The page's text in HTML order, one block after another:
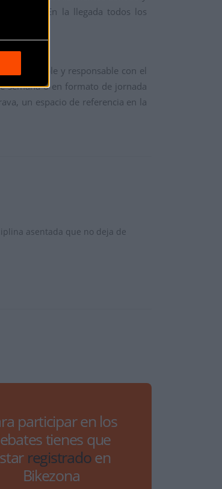
la fiesta. En la llegada todos los
apacible y responsable con el
semana o en formato de jornada
un espacio de referencia en la
asentada que no deja de
participar en los
tienes que
registradoen
Bikezona